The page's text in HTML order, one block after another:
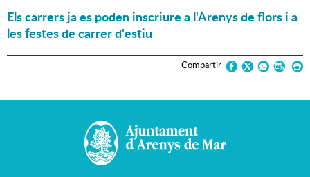
Els carrers ja es poden inscriure a l'Arenys de flors i a
les festes de carrer d'estiu
Compartir